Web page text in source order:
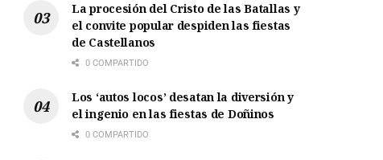
La procesión del Cristo de las Batallas y
el convite popular despiden las fiestas
de Castellanos
0 COMPARTIDO
Los ‘autos locos’ desatan la diversión y
el ingenio en las fiestas de Doñinos
0 COMPARTIDO